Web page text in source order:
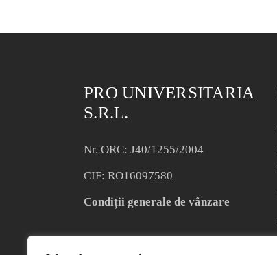
PRO UNIVERSITARIA
S.R.L.
Nr. ORC: J40/1255/2004
CIF: RO16097580
Condiții generale de vânzare